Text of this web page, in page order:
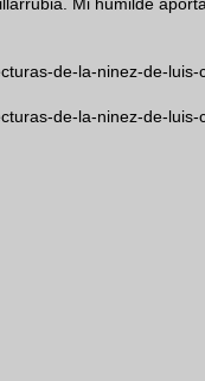
de-la-ninez-de-luis-
de-la-ninez-de-luis-